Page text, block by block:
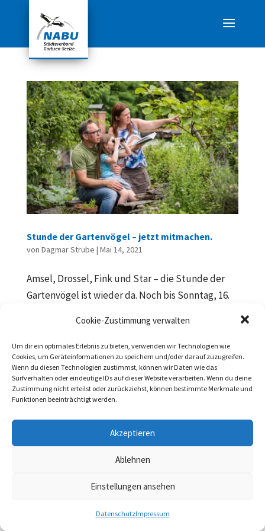
Cookie-Zustimmung verwalten
Um dir ein optimales Erlebnis zu bieten, verwenden wir Technologien wie
Cookies, um Geräteinformationen zu speichern und/oder darauf zuzugreifen.
Wenn du diesen Technologien zustimmst, können wir Daten wie das
Surfverhalten oder eindeutige IDs auf dieser Website verarbeiten. Wenn du deine
Zustimmung nicht erteilst oder zurückziehst, können bestimmte Merkmale und
Funktionen beeinträchtigt werden.
Akzeptieren
Ablehnen
Einstellungen ansehen
DatenschutzImpressum
Stunde der Gartenvögel – jetzt mitmachen.
von Dagmar Strube | Mai 14, 2021
Amsel, Drossel, Fink und Star – die Stunde der
Gartenvögel ist wieder da. Noch bis Sonntag, 16.
17. Stunde der Gartenvögel. Nehmen auch Sie
sich Zeit und zählen Sie in Ihrem Garten, Balkon
oder im Park die...
Datenschutz|Impressum